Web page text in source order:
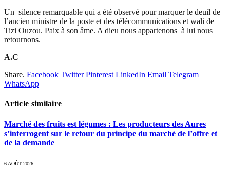
Un silence remarquable qui a été observé pour marquer le deuil de
l’ancien ministre de la poste et des télécommunications et wali de
Tizi Ouzou. Paix à son âme. A dieu nous appartenons à lui nous
retournons.
A.C
Share. Facebook Twitter Pinterest LinkedIn Email Telegram
WhatsApp
Article similaire
Marché des fruits est légumes : Les producteurs des Aures
s’interrogent sur le retour du principe du marché de l’offre et
de la demande
6 AOÛT 2026